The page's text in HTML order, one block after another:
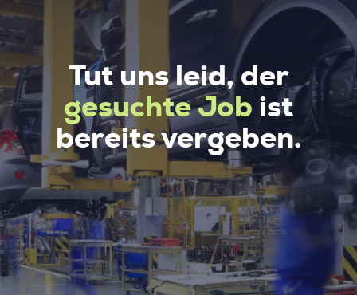
Tut uns leid, der
gesuchte Job ist
bereits vergeben.